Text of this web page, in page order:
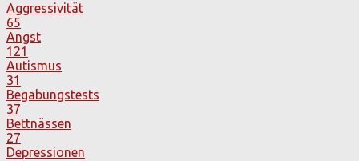
Aggressivität
65
Angst
121
Autismus
31
Begabungstests
37
Bettnässen
27
Depressionen